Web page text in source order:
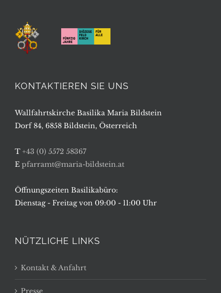
KONTAKTIEREN SIE UNS
Wallfahrtskirche Basilika Maria Bildstein
Dorf 84, 6858 Bildstein, Österreich
T +43 (0) 5572 58367
E pfarramt@maria-bildstein.at
Öffnungszeiten Basilikabüro:
Dienstag - Freitag von 09:00 - 11:00 Uhr
NÜTZLICHE LINKS
Kontakt & Anfahrt
Presse